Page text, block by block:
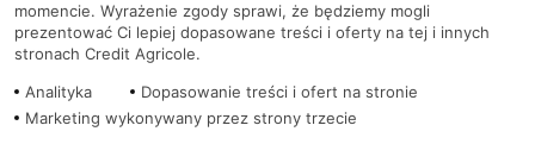
PolitykaCookies
momencie. Wyrażenie zgody sprawi, że będziemy mogli
prezentować Ci lepiej dopasowane treści i oferty na tej i innych
stronach Credit Agricole.
Analityka
Dopasowanie treści i ofert na stronie
Marketing wykonywany przez strony trzecie